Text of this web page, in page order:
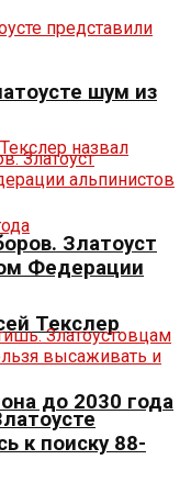
Текслер
до 2030 года
шум из
Златоуст
Федерации
к поиску 88-